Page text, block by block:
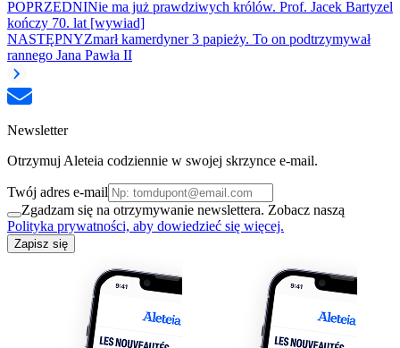
POPRZEDNINie ma już prawdziwych królów. Prof. Jacek Bartyzel
kończy 70. lat [wywiad]
NASTĘPNYZmarł kamerdyner 3 papieży. To on podtrzymywał
rannego Jana Pawła II
Newsletter
Otrzymuj Aleteia codziennie w swojej skrzynce e-mail.
Twój adres e-mail
Zgadzam się na otrzymywanie newslettera. Zobacz naszą
Polityka prywatności, aby dowiedzieć się więcej.
Zapisz się